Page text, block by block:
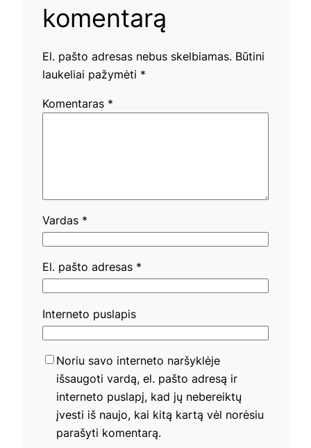
komentarą
El. pašto adresas nebus skelbiamas. Būtini
laukeliai pažymėti *
Komentaras *
Vardas *
El. pašto adresas *
Interneto puslapis
Noriu savo interneto naršyklėje
išsaugoti vardą, el. pašto adresą ir
interneto puslapį, kad jų nebereiktų
įvesti iš naujo, kai kitą kartą vėl norėsiu
parašyti komentarą.